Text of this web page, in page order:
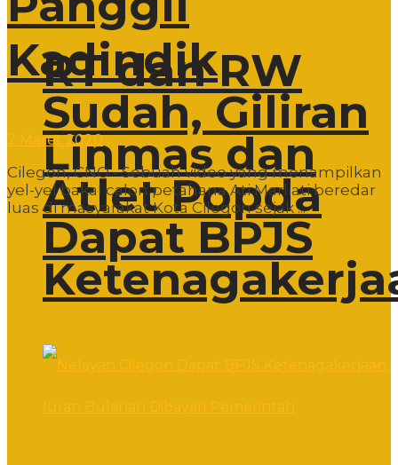
RT dan RW
Sudah, Giliran
Linmas dan
Atlet Popda
Dapat BPJS
Kadindik
2 Maret 2020
Cilegon, CNO - Sebuah video yang menampilkan
yel-yel bakal calon petahana Ati Marliati beredar
luas di masyarakat Kota Cilegon sejak ...